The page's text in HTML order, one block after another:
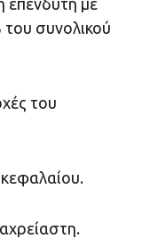
συνολικού
του